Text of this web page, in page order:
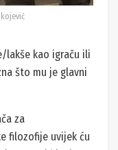
lakše kao igraču ili
što mu je glavni
za
filozofije uvijek ću